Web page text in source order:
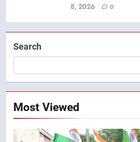
8, 2026
0
Search
Most Viewed